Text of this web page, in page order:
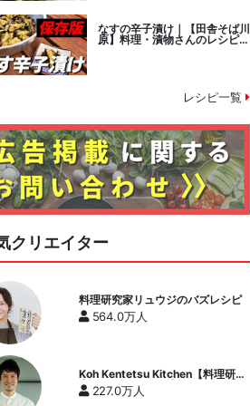
なすの辛子漬け｜【田舎そば川
原】料理・漬物さんのレシピ書
き起こし
レシピ一覧
クリエイター
料理研究家リュウジのバズレシピ
564.0万人
Koh Kentetsu Kitchen【料理研究
家コウケンテツ公式チャンネル】
227.0万人